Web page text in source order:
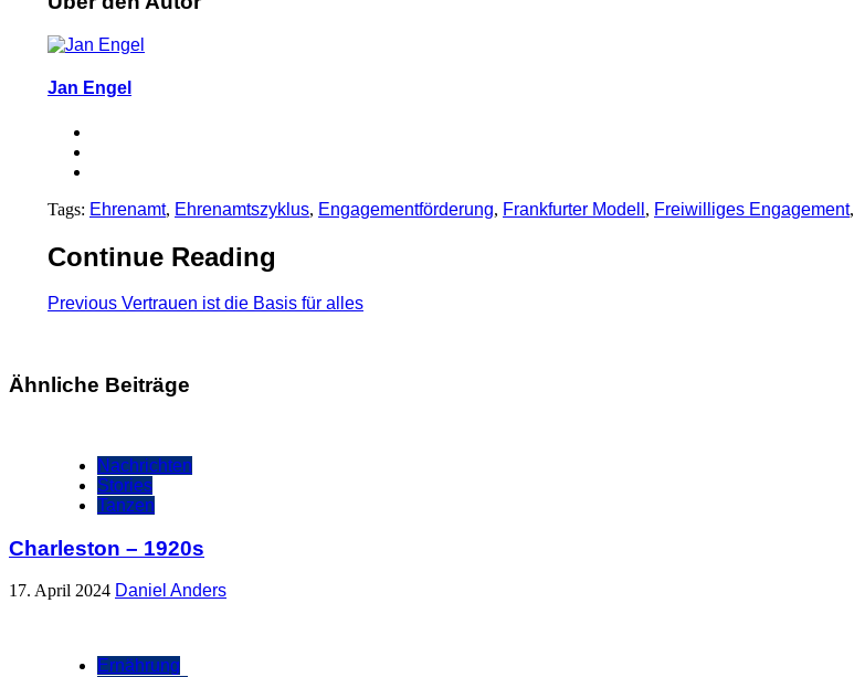
Jan Engel
Tags: Ehrenamt, Ehrenamtszyklus, Engagementförderung, Frankfurter Modell , Freiwilliges Engagement,
Continue Reading
Previous Vertrauen ist die Basis für alles
Ähnliche Beiträge
Nachrichten
Stories
Tanzen
Charleston – 1920s
17. April 2024 Daniel Anders
Ernährung